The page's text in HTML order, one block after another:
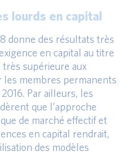
lourds en capital
donne des résultats très
en capital au titre
très supérieure aux
les membres permanents
Par ailleurs, les
que l’approche
de marché effectif et
en capital rendrait,
des modèles